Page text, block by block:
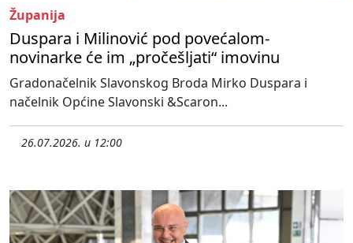
Županija
Duspara i Milinović pod povećalom-
novinarke će im „pročešljati“ imovinu
Gradonačelnik Slavonskog Broda Mirko Duspara i
načelnik Općine Slavonski &Scaron...
26.07.2026. u 12:00